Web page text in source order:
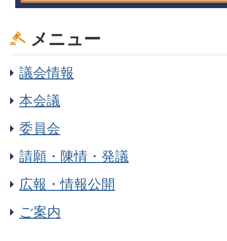
メニュー
議会情報
本会議
委員会
請願・陳情・発議
広報・情報公開
ご案内